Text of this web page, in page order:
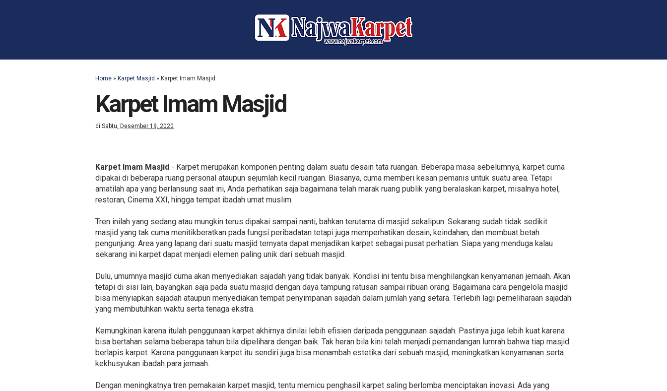
Home » Karpet Masjid » Karpet Imam Masjid
Karpet Imam Masjid
di Sabtu, Desember 19, 2020
Karpet Imam Masjid - Karpet merupakan komponen penting dalam suatu desain tata ruangan. Beberapa masa sebelumnya, karpet cuma
dipakai di beberapa ruang personal ataupun sejumlah kecil ruangan. Biasanya, cuma memberi kesan pemanis untuk suatu area. Tetapi
amatilah apa yang berlansung saat ini, Anda perhatikan saja bagaimana telah marak ruang publik yang beralaskan karpet, misalnya hotel,
restoran, Cinema XXI, hingga tempat ibadah umat muslim.
Tren inilah yang sedang atau mungkin terus dipakai sampai nanti, bahkan terutama di masjid sekalipun. Sekarang sudah tidak sedikit
masjid yang tak cuma menitikberatkan pada fungsi peribadatan tetapi juga memperhatikan desain, keindahan, dan membuat betah
pengunjung. Area yang lapang dari suatu masjid ternyata dapat menjadikan karpet sebagai pusat perhatian. Siapa yang menduga kalau
sekarang ini karpet dapat menjadi elemen paling unik dari sebuah masjid.
Dulu, umumnya masjid cuma akan menyediakan sajadah yang tidak banyak. Kondisi ini tentu bisa menghilangkan kenyamanan jemaah. Akan
tetapi di sisi lain, bayangkan saja pada suatu masjid dengan daya tampung ratusan sampai ribuan orang. Bagaimana cara pengelola masjid
bisa menyiapkan sajadah ataupun menyediakan tempat penyimpanan sajadah dalam jumlah yang setara. Terlebih lagi pemeliharaan sajadah
yang membutuhkan waktu serta tenaga ekstra.
Kemungkinan karena itulah penggunaan karpet akhirnya dinilai lebih efisien daripada penggunaan sajadah. Pastinya juga lebih kuat karena
bisa bertahan selama beberapa tahun bila dipelihara dengan baik. Tak heran bila kini telah menjadi pemandangan lumrah bahwa tiap masjid
berlapis karpet. Karena penggunaan karpet itu sendiri juga bisa menambah estetika dari sebuah masjid, meningkatkan kenyamanan serta
kekhusyukan ibadah para jemaah.
Dengan meningkatnya tren pemakaian karpet masjid, tentu memicu penghasil karpet saling berlomba menciptakan inovasi. Ada yang